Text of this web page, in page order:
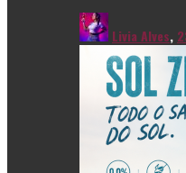
Livia Alves,